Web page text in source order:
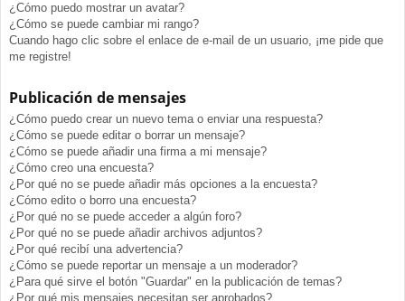
¿Cómo puedo mostrar un avatar?
¿Cómo se puede cambiar mi rango?
Cuando hago clic sobre el enlace de e-mail de un usuario, ¡me pide que
me registre!
Publicación de mensajes
¿Cómo puedo crear un nuevo tema o enviar una respuesta?
¿Cómo se puede editar o borrar un mensaje?
¿Cómo se puede añadir una firma a mi mensaje?
¿Cómo creo una encuesta?
¿Por qué no se puede añadir más opciones a la encuesta?
¿Cómo edito o borro una encuesta?
¿Por qué no se puede acceder a algún foro?
¿Por qué no se puede añadir archivos adjuntos?
¿Por qué recibí una advertencia?
¿Cómo se puede reportar un mensaje a un moderador?
¿Para qué sirve el botón "Guardar" en la publicación de temas?
¿Por qué mis mensajes necesitan ser aprobados?